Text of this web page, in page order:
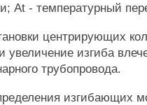
At - температурный
центрирующих
изгиба
трубопровода.
изгибающих